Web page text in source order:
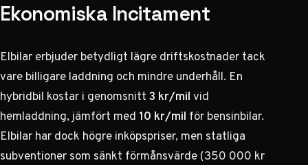
Ekonomiska Incitament
Elbilar erbjuder betydligt lägre driftskostnader tack
vare billigare laddning och mindre underhåll. En
hybridbil kostar i genomsnitt3 kr/milvid
hemladdning, jämfört med 10 kr/mil för bensinbilar.
Elbilar har dock högre inköpspriser, men statliga
subventioner som sänkt förmånsvärde (350 000 kr